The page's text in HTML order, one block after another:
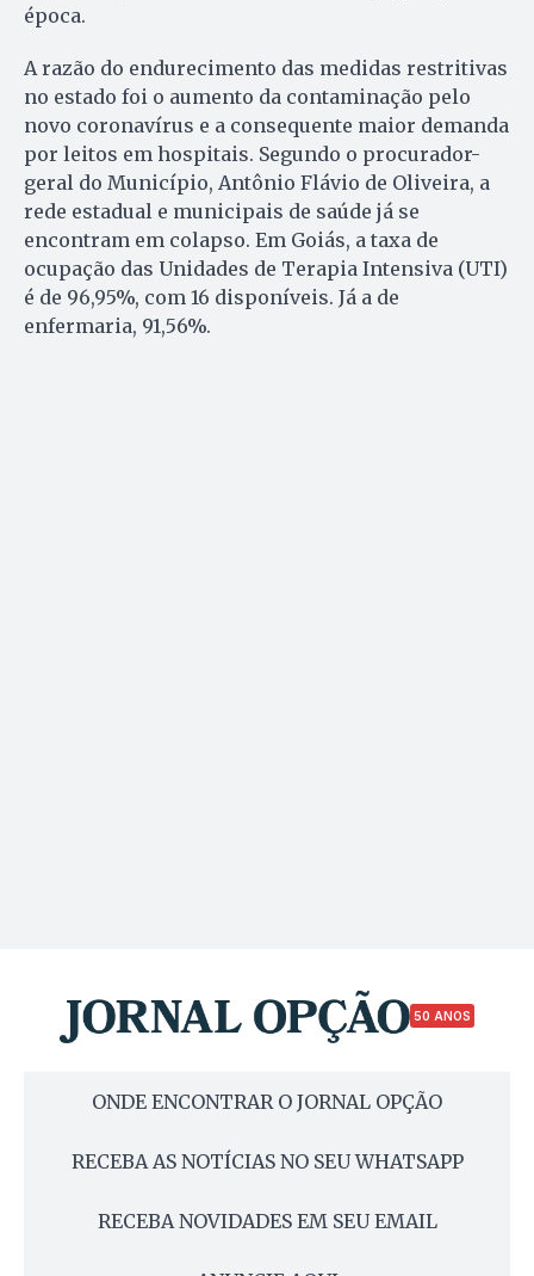
época.
A razão do endurecimento das medidas restritivas
no estado foi o aumento da contaminação pelo
novo coronavírus e a consequente maior demanda
por leitos em hospitais. Segundo o procurador-
geral do Município, Antônio Flávio de Oliveira, a
rede estadual e municipais de saúde já se
encontram em colapso. Em Goiás, a taxa de
ocupação das Unidades de Terapia Intensiva (UTI)
é de 96,95%, com 16 disponíveis. Já a de
enfermaria, 91,56%.
50 ANOS
ONDE ENCONTRAR O JORNAL OPÇÃO
RECEBA AS NOTÍCIAS NO SEU WHATSAPP
RECEBA NOVIDADES EM SEU EMAIL